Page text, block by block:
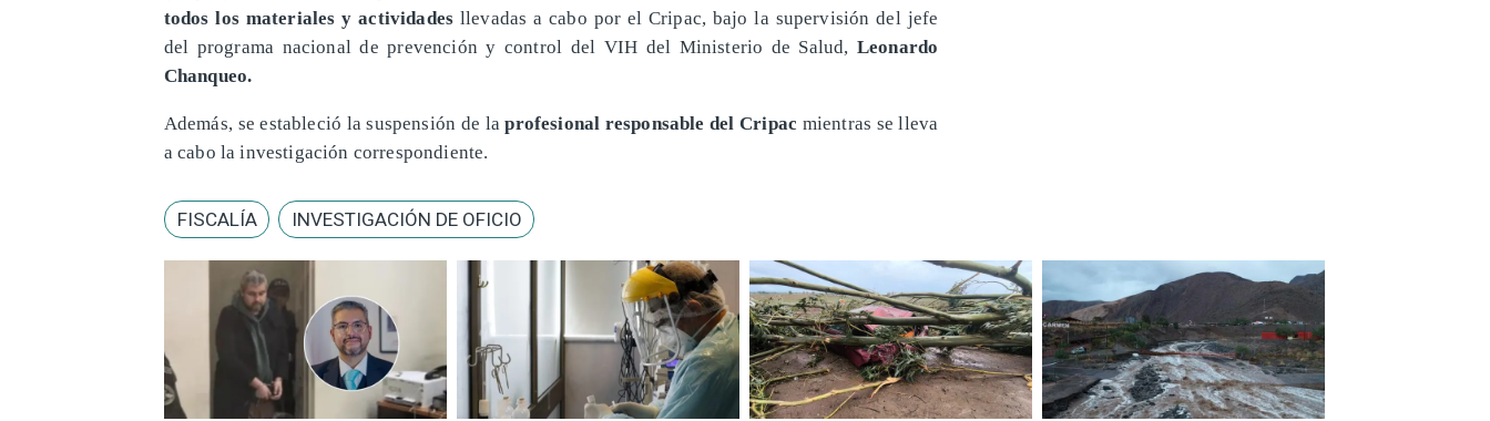
todos los materiales y actividades llevadas a cabo por el Cripac, bajo la supervisión del jefe
del programa nacional de prevención y control del VIH del Ministerio de Salud, Leonardo
Chanqueo.
Además, se estableció la suspensión de laprofesional responsable del Cripac mientras se lleva
a cabo la investigación correspondiente.
FISCALÍA INVESTIGACIÓN DE OFICIO